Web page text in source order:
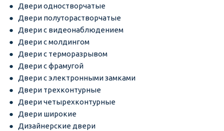
Двери одностворчатые
Двери полуторастворчатые
Двери с видеонаблюдением
Двери с молдингом
Двери с терморазрывом
Двери с фрамугой
Двери с электронными замками
Двери трехконтурные
Двери четырехконтурные
Двери широкие
Дизайнерские двери